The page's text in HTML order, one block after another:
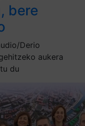
bere
Derio
aukera
du